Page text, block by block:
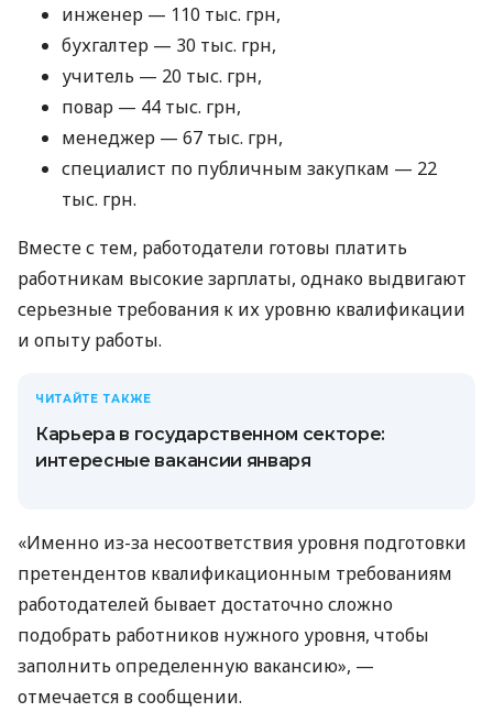
инженер — 110 тыс. грн,
бухгалтер — 30 тыс. грн,
учитель — 20 тыс. грн,
повар — 44 тыс. грн,
менеджер — 67 тыс. грн,
специалист по публичным закупкам — 22
тыс. грн.
Вместе с тем, работодатели готовы платить
работникам высокие зарплаты, однако выдвигают
серьезные требования к их уровню квалификации
и опыту работы.
ЧИТАЙТЕ ТАКЖЕ
Карьера в государственном секторе:
интересные вакансии января
«Именно из-за несоответствия уровня подготовки
претендентов квалификационным требованиям
работодателей бывает достаточно сложно
подобрать работников нужного уровня, чтобы
заполнить определенную вакансию», —
отмечается в сообщении.